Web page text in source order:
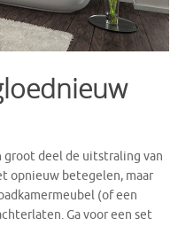
groot deel de uitstraling van
opnieuw betegelen, maar
(of een
Ga voor een set